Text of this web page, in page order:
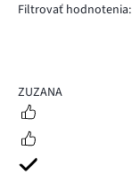
Filtrovať hodnotenia:
5
ZUZANA